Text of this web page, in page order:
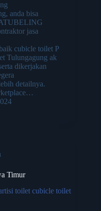
anda bisa
jasa
cubicle toilet P
Tulungagung ak
dikerjakan
detailnya.
Timur